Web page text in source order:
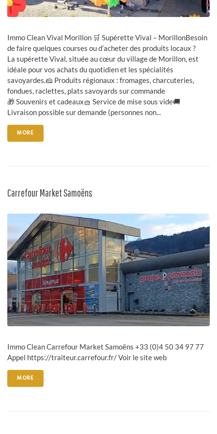
Immo Clean Vival Morillon 🛒 Supérette Vival – MorillonBesoin
de faire quelques courses ou d’acheter des produits locaux ?
La supérette Vival, située au cœur du village de Morillon, est
idéale pour vos achats du quotidien et les spécialités
savoyardes.🧀 Produits régionaux : fromages, charcuteries,
fondues, raclettes, plats savoyards sur commande
🎁 Souvenirs et cadeaux🧺 Service de mise sous vide🚚
Livraison possible sur demande (personnes non...
MORE
Carrefour Market Samoëns
Immo Clean Carrefour Market Samoëns +33 (0)4 50 34 97 77
Appel https://traiteur.carrefour.fr/ Voir le site web
MORE